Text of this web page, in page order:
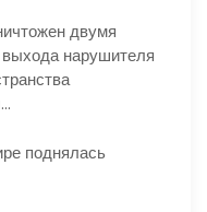
двумя
нарушителя
поднялась